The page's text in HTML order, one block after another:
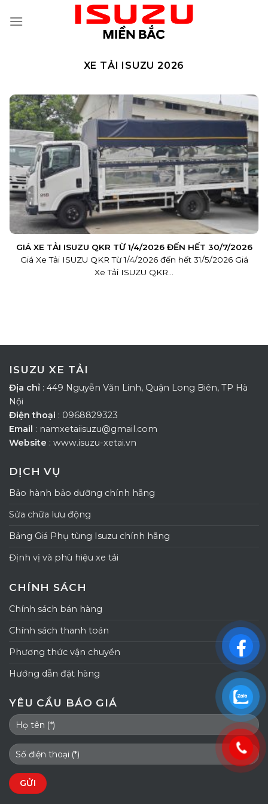
XE TẢI ISUZU 2026
GIÁ XE TẢI ISUZU QKR TỪ 1/4/2026 ĐẾN HẾT 30/7/2026
Giá Xe Tải ISUZU QKR Từ 1/4/2026 đến hết 31/5/2026 Giá
Xe Tải ISUZU QKR...
ISUZU XE TẢI
Địa chỉ : 449 Nguyễn Văn Linh, Quận Long Biên, TP Hà
Nội
Điện thoại : 0968829323
Email : namxetaiisuzu@gmail.com
Website : www.isuzu-xetai.vn
DỊCH VỤ
Bảo hành bảo dưỡng chính hãng
Sửa chữa lưu động
Bảng Giá Phụ tùng Isuzu chính hãng
Định vị và phù hiệu xe tải
CHÍNH SÁCH
Chính sách bán hàng
Chính sách thanh toán
Phương thức vận chuyển
Hướng dẫn đặt hàng
YÊU CẦU BÁO GIÁ